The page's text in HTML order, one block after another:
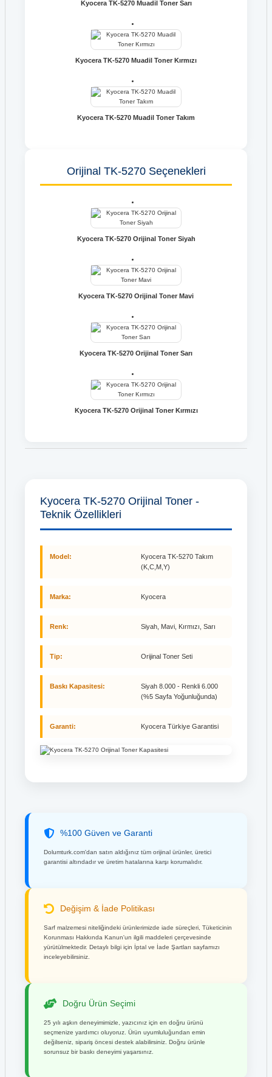
Kyocera TK-5270 Muadil Toner Sarı
Kyocera TK-5270 Muadil Toner Kırmızı
Kyocera TK-5270 Muadil Toner Takım
Orijinal TK-5270 Seçenekleri
Kyocera TK-5270 Orijinal Toner Siyah
Kyocera TK-5270 Orijinal Toner Mavi
Kyocera TK-5270 Orijinal Toner Sarı
Kyocera TK-5270 Orijinal Toner Kırmızı
Kyocera TK-5270 Orijinal Toner -
Teknik Özellikleri
Model:
Kyocera TK-5270 Takım
(K,C,M,Y)
Marka: Kyocera
Renk: Siyah, Mavi, Kırmızı, Sarı
Tip: Orijinal Toner Seti
Baskı Kapasitesi:
Siyah 8.000 - Renkli 6.000
(%5 Sayfa Yoğunluğunda)
Garanti: Kyocera Türkiye Garantisi
%100 Güven ve Garanti
Dolumturk.com'dan satın aldığınız tüm orijinal ürünler, üretici
garantisi altındadır ve üretim hatalarına karşı korumalıdır.
Değişim & İade Politikası
Sarf malzemesi niteliğindeki ürünlerimizde iade süreçleri, Tüketicinin
Korunması Hakkında Kanun'un ilgili maddeleri çerçevesinde
yürütülmektedir. Detaylı bilgi için İptal ve İade Şartları sayfamızı
inceleyebilirsiniz.
Doğru Ürün Seçimi
25 yılı aşkın deneyimimizle, yazıcınız için en doğru ürünü
seçmenize yardımcı oluyoruz. Ürün uyumluluğundan emin
değilseniz, sipariş öncesi destek alabilirsiniz. Doğru ürünle
sorunsuz bir baskı deneyimi yaşarsınız.